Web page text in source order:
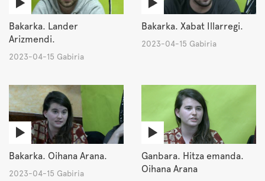
Bakarka. Lander
Arizmendi.
2023-04-15 Gabiria
Bakarka. Xabat Illarregi.
2023-04-15 Gabiria
Bakarka. Oihana Arana.
2023-04-15 Gabiria
Ganbara. Hitza emanda.
Oihana Arana